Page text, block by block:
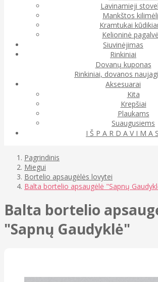
Lavinamieji
Mankštos
Kramtukai
Kelioninė
Siuvinėjimas
Rinkiniai
Dovanų kuponas
Rinkiniai, dovanos
Aksesuarai
Kita
Krepšiai
Plaukams
Suaugusiems
I Š P A R D A V I M A
Pagrindinis
Miegui
Bortelio apsaugėlės lovytei
Balta bortelio apsaugėlė "Sapnų
Balta bortelio
"Sapnų Gaudyklė"